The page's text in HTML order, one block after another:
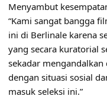
Menyambut
“Kami sangat bangga
ini di Berlinale karena
yang secara kuratorial
sekadar
dengan situasi sosial
masuk seleksi ini.”